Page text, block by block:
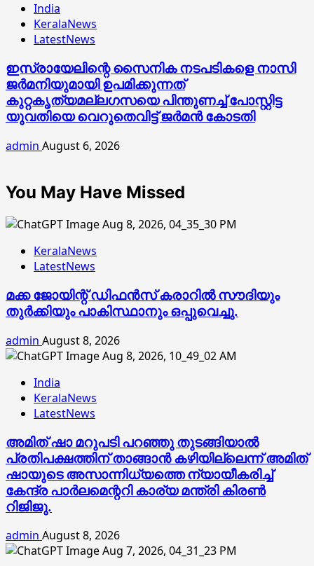
India
KeralaNews
LatestNews
ഇസ്രായേലിന്റെ സൈനിക നടപടികളെ നാസി
ജര്‍മനിയുമായി ഉപമിക്കുന്നത്
കുറ്റകൃത്യമല്ലഗസയെ പിന്തുണച്ച് പോസ്റ്റിട്ട
യുവതിയെ വെറുതെവിട്ട് ജര്‍മന്‍ കോടതി
admin August 6, 2026
You May Have Missed
KeralaNews
LatestNews
മക്ക ജോയിന്റ് ഡിഫന്‍സ് കരാറില്‍ സൗദിയും
തുര്‍ക്കിയും പാകിസ്ഥാനും ഒപ്പുവെച്ചു.
admin August 8, 2026
India
KeralaNews
LatestNews
അമിത് ഷാ മറുപടി പറഞ്ഞു തുടങ്ങിയാല്‍
പ്രതിപക്ഷത്തിന് താങ്ങാന്‍ കഴിയില്ലെന്ന് അമിത്
ഷായുടെ അസാന്നിധ്യത്തെ ന്യായീകരിച്ച്
കേന്ദ്ര പാര്‍ലമെന്ററി കാര്യ മന്ത്രി കിരണ്‍
റിജിജു.
admin August 8, 2026